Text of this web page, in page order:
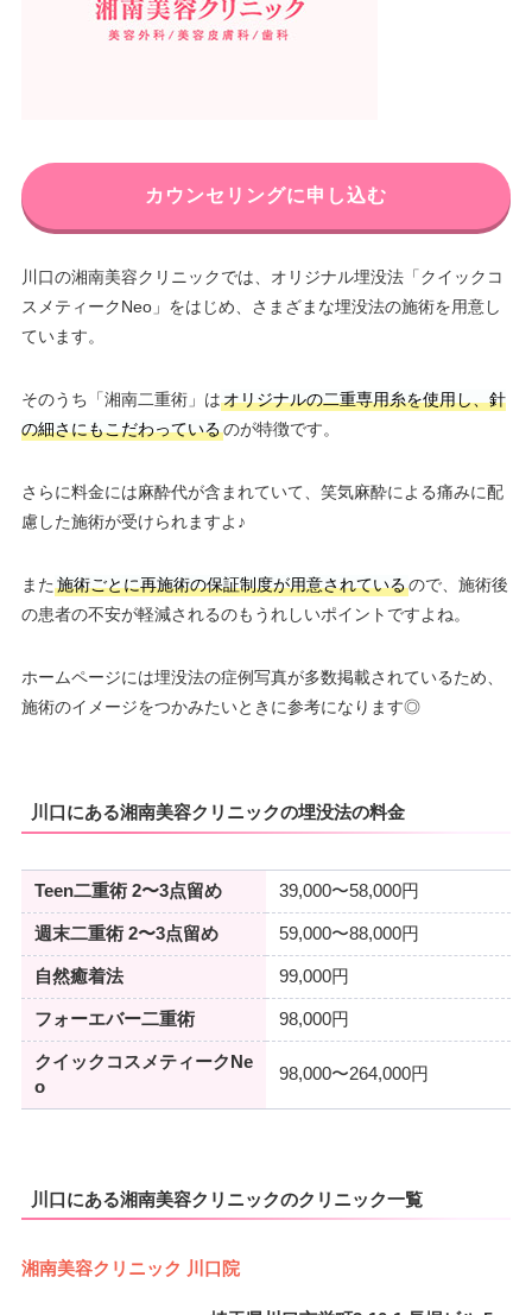
カウンセリングに申し込む
川口の湘南美容クリニックでは、オリジナル埋没法「クイックコ
スメティークNeo」をはじめ、さまざまな埋没法の施術を用意し
ています。
そのうち「湘南二重術」はオリジナルの二重専用糸を使用し、針
の細さにもこだわっているのが特徴です。
さらに料金には麻酔代が含まれていて、笑気麻酔による痛みに配
慮した施術が受けられますよ♪
また 施術ごとに再施術の保証制度が用意されているので、施術後
の患者の不安が軽減されるのもうれしいポイントですよね。
ホームページには埋没法の症例写真が多数掲載されているため、
施術のイメージをつかみたいときに参考になります◎
川口にある湘南美容クリニックの埋没法の料金
Teen二重術 2〜3点留め 39,000〜58,000円
週末二重術 2〜3点留め 59,000〜88,000円
自然癒着法 99,000円
フォーエバー二重術 98,000円
クイックコスメティークNe
o
98,000〜264,000円
川口にある湘南美容クリニックのクリニック一覧
湘南美容クリニック 川口院